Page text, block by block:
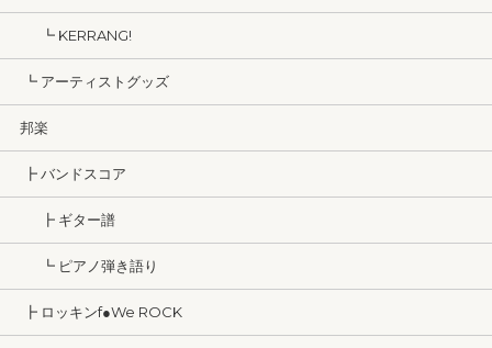
┗ KERRANG!
┗ アーティストグッズ
邦楽
┣ バンドスコア
┣ ギター譜
┗ ピアノ弾き語り
┣ ロッキンf●We ROCK